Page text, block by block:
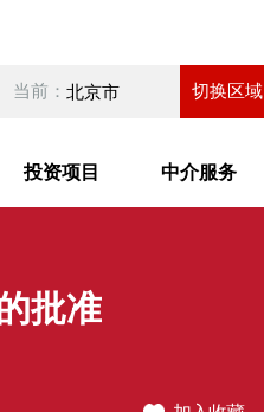
当前： 北京市 切换区域
投资项目 中介服务
批准